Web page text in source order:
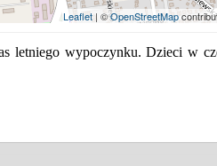
Leaflet | ©OpenStreetMap
letniego wypoczynku. Dzieci w